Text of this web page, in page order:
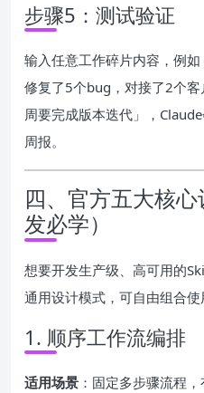
步骤5：测试验证
输入任意工作碎片内容，例
修复了5个bug，对接了2个
周要完成版本迭代」，
周报。
四、官方五大核
发必学）
想要开发生产级、高可用的
通用设计模式，可自由组合使
1. 顺序工作流编排
适用场景 ：固定多步骤流程